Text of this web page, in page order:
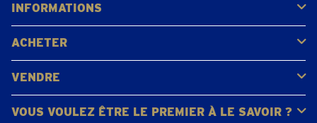
INFORMATIONS
FAQ
Avis clients
ACHETER
Acheter de l'or
Acheter des pièces
Acheter de l'argent
VENDRE
Bijoux en or
Pièces d'or
Lingots d'or
VOUS VOULEZ ÊTRE LE PREMIER À LE SAVOIR ?